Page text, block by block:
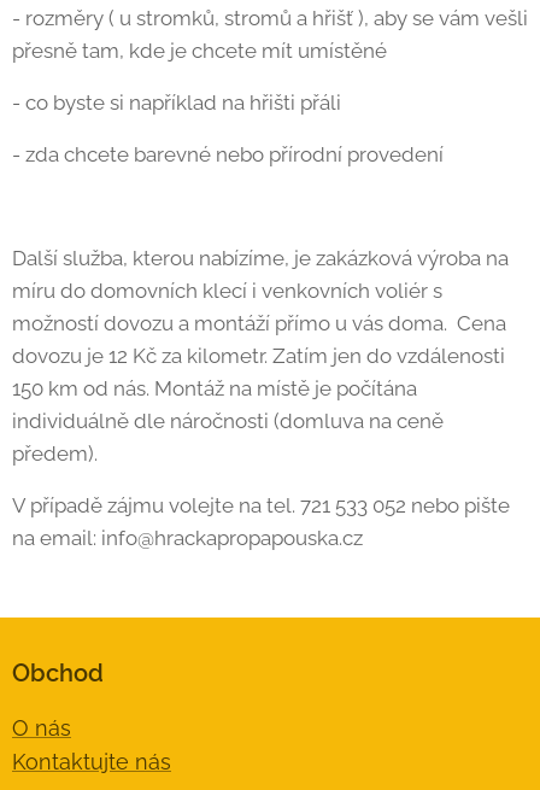
- rozměry ( u stromků, stromů a hřišť ), aby se vám vešli
přesně tam, kde je chcete mít umístěné
- co byste si například na hřišti přáli
- zda chcete barevné nebo přírodní provedení
Další služba, kterou nabízíme, je zakázková výroba na
míru do domovních klecí i venkovních voliér s
možností dovozu a montáží přímo u vás doma. Cena
dovozu je 12 Kč za kilometr. Zatím jen do vzdálenosti
150 km od nás. Montáž na místě je počítána
individuálně dle náročnosti (domluva na ceně
předem).
V případě zájmu volejte na tel. 721 533 052 nebo pište
na email: info@hrackapropapouska.cz
Obchod
O nás
Kontaktujte nás